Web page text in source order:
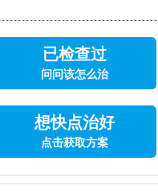
已检查过
问问该怎么治
想快点治好
点击获取方案